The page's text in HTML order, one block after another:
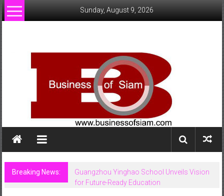
Skip
to
Sunday, August 9, 2026
Breaking News:
Guangzhou Yinghao School Unveils Vision
for Future-Ready Education